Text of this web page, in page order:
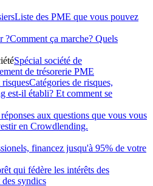
Liste des PME que vous pouvez
?Comment ça marche? Quels
Spécial société de
de trésorerie PME
Catégories de risques,
est-il établi? Et comment se
aux questions que vous vous
en Crowdlending.
financez jusqu'à 95% de votre
qui fédère les intérêts des
syndics